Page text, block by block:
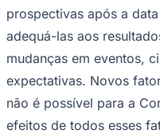
prospectivas após a
adequá-las aos
mudanças em eventos,
expectativas. Novos
não é possível para a
efeitos de todos esses